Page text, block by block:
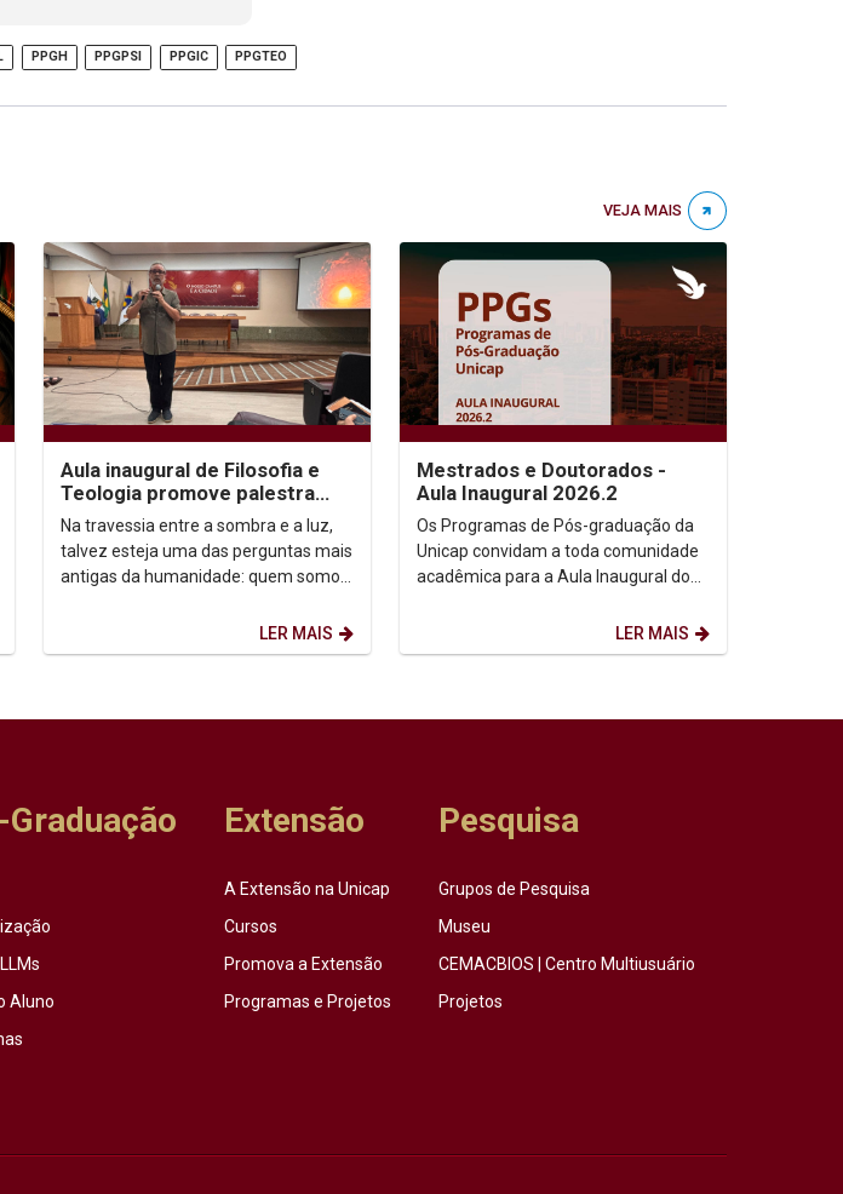
PPGH PPGPSI PPGIC PPGTEO
VEJA MAIS
Aula inaugural de Filosofia e
Teologia promove palestra
sobre autoconhecimento
Na travessia entre a sombra e a luz,
talvez esteja uma das perguntas mais
antigas da humanidade: quem somos,
LER MAIS
Mestrados e Doutorados -
Aula Inaugural 2026.2
Os Programas de Pós-graduação da
Unicap convidam a toda comunidade
acadêmica para a Aula Inaugural do
LER MAIS
Graduação
Aluno
Extensão
A Extensão na Unicap
Cursos
Promova a Extensão
Programas e Projetos
Pesquisa
Grupos de Pesquisa
Museu
CEMACBIOS | Centro Multiusuário
Projetos